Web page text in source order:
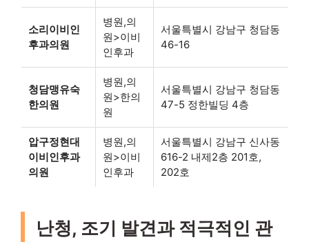
소리이비인
후과의원
병원,의
원>이비
인후과
서울특별시 강남구 청담동
46-16
청담맹유숙
한의원
병원,의
원>한의
원
서울특별시 강남구 청담동
47-5 정한빌딩 4층
압구정현대
이비인후과
의원
병원,의
원>이비
인후과
서울특별시 강남구 신사동
616-2 내제2층 201호,
202호
난청, 조기 발견과 적극적인 관